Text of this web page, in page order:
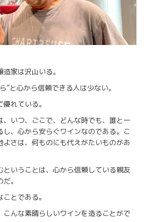
家は沢山いる。
”と心から信頼できる人は少ない。
れている。
、いつ、ごこで、どんな時でも、誰と一
、心から安らぐワインなのである。こ
よさは、何ものにも代えがたいものがあ
ということは、心から信頼している親友
。
とである。
こんな素晴らしいワインを造ることがで